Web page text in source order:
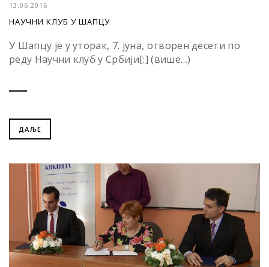
13.06.2016
НАУЧНИ КЛУБ У ШАПЦУ
У Шапцу је у уторак, 7. јуна, отворен десети по
реду Научни клуб у Србији[:] (више…)
ДАЉЕ